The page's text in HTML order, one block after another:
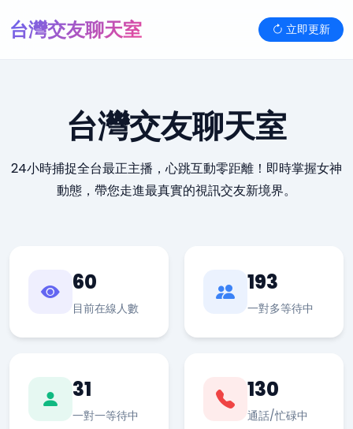
台灣交友聊天室 立即更新
台灣交友聊天室
24小時捕捉全台最正主播，心跳互動零距離！即時掌握女神
動態，帶您走進最真實的視訊交友新境界。
60
目前在線人數
193
一對多等待中
31
一對一等待中
130
通話/忙碌中